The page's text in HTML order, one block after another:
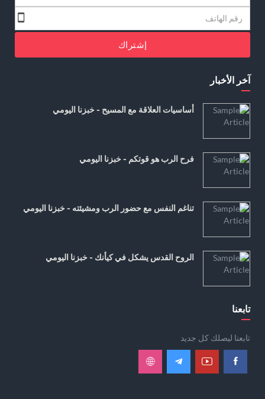
إشتراك
آخر الأخبار
أساسيات العلاقة مع المسيح - خبزنا اليومي
فرح الرب هو قوتكم - خبزنا اليومي
تناغم النفس مع حضور الرب ومشيئته - خبزنا اليومي
الروح القدس يشكل في كيأنك - خبزنا اليومي
تابعنا
تابعنا ليصلك كل جديد